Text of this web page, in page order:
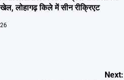
लोहागढ़ किले में सीन रीक्रिएट
Next: